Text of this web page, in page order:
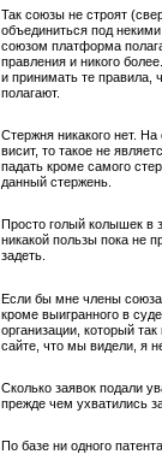
Так союзы не строят
объединиться под
союзом платформа
правления и никого
и принимать те правила,
полагают.
Стержня никакого нет. На
висит, то такое не
падать кроме самого
данный стержень.
Просто голый колышек в
никакой пользы пока не
задеть.
Если бы мне члены союза
кроме выигранного в
организации, который
сайте, что мы видели, я
Сколько заявок подали
прежде чем ухватились
По базе ни одного